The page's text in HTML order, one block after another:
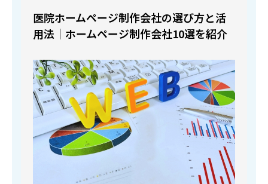
医院ホームページ制作会社の選び方と活
用法｜ホームページ制作会社10選を紹介